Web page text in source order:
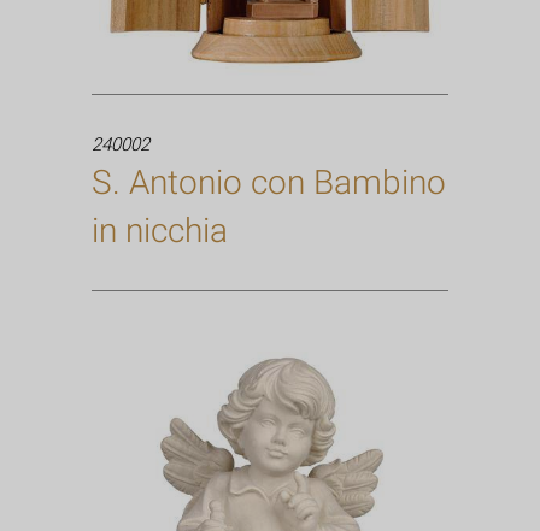
240002
S. Antonio con Bambino
in nicchia